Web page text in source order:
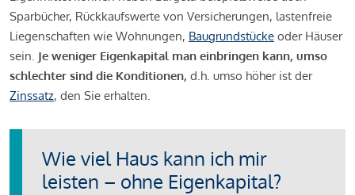
Sparbücher, Rückkaufswerte von Versicherungen, lastenfreie
Liegenschaften wie Wohnungen, Baugrundstücke oder Häuser
sein. Je weniger Eigenkapital man einbringen kann, umso
schlechter sind die Konditionen, d.h. umso höher ist der
Zinssatz, den Sie erhalten.
Wie viel Haus kann ich mir
leisten – ohne Eigenkapital?